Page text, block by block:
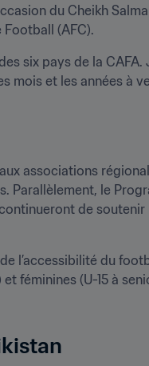
du Cheikh
(AFC).
six pays de la CAFA.
mois et les années à
associations
Parallèlement, le
de
l’accessibilité du
féminines (U-15 à